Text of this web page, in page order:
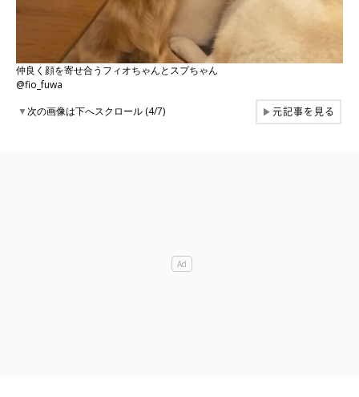
仲良く顔を寄せ合うフィオちゃんとスプちゃん
@fio_fuwa
▼次の画像は下へスクロール (4/7) ▶元記事を見る